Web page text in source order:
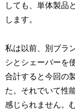
しても、単体製品
します。
私は以前、別ブラ
シとシェーバーを
合計すると今回の
た。それでいて性
感じられません。